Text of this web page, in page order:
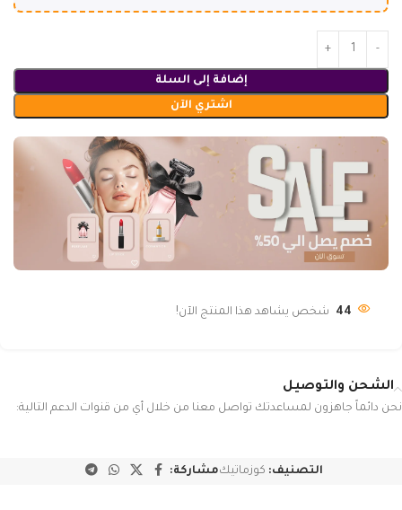
إضافة إلى السلة
اشتري الآن
44 شخص يشاهد هذا المنتج الآن!
الشحن والتوصيل
نحن دائماً جاهزون لمساعدتك تواصل معنا من خلال أي من قنوات الدعم التالية:
التصنيف: كوزماتيكمشاركة: